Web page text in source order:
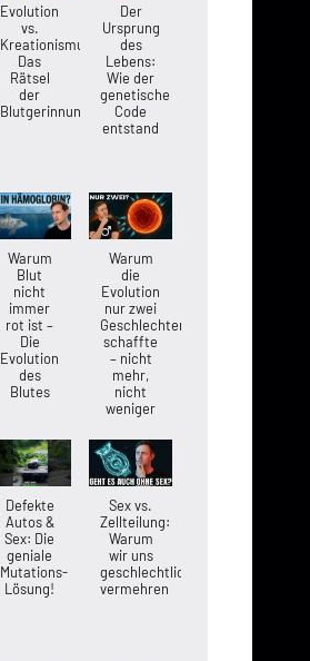
Evolution
vs.
Kreationismus:
Das
Rätsel
der
Blutgerinnung
Der
Ursprung
des
Lebens:
Wie der
genetische
Code
entstand
Warum
Blut
nicht
immer
rot ist –
Die
Evolution
des
Blutes
Warum
die
Evolution
nur zwei
Geschlechter
schaffte
– nicht
mehr,
nicht
weniger
Defekte
Autos &
Sex: Die
geniale
Mutations-
Lösung!
Sex vs.
Zellteilung:
Warum
wir uns
geschlechtlich
vermehren